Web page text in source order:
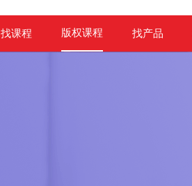
找课程 版权课程 找产品